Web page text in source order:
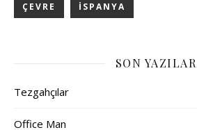
ÇEVRE İSPANYA
SON YAZILAR
Tezgahçılar
Office Man